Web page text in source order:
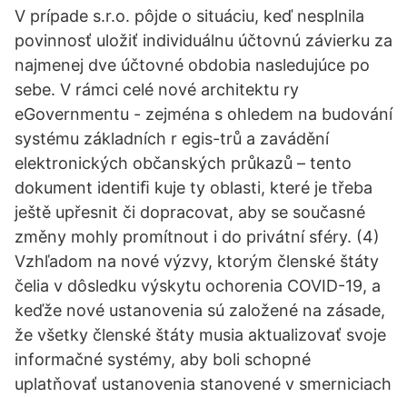
V prípade s.r.o. pôjde o situáciu, keď nesplnila
povinnosť uložiť individuálnu účtovnú závierku za
najmenej dve účtovné obdobia nasledujúce po
sebe. V rámci celé nové architektu ry
eGovernmentu - zejména s ohledem na budování
systému základních r egis-trů a zavádění
elektronických občanských průkazů – tento
dokument identiﬁ kuje ty oblasti, které je třeba
ještě upřesnit či dopracovat, aby se současné
změny mohly promítnout i do privátní sféry. (4)
Vzhľadom na nové výzvy, ktorým členské štáty
čelia v dôsledku výskytu ochorenia COVID-19, a
keďže nové ustanovenia sú založené na zásade,
že všetky členské štáty musia aktualizovať svoje
informačné systémy, aby boli schopné
uplatňovať ustanovenia stanovené v smerniciach